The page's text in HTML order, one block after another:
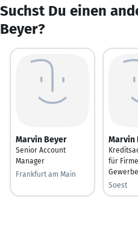
Suchst Du einen
Beyer?
Marvin Beyer
Senior Account
Manager
Frankfurt am Main
Marvin
für
Soest